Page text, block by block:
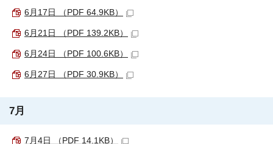
6月17日 （PDF 64.9KB）
6月21日 （PDF 139.2KB）
6月24日 （PDF 100.6KB）
6月27日 （PDF 30.9KB）
7月
7月4日 （PDF 14.1KB）